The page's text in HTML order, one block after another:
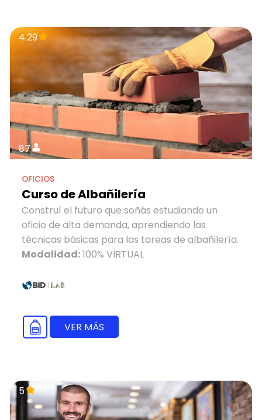
4.29
87
OFICIOS
Curso de Albañilería
Construí el futuro que soñás estudiando un
oficio de alta demanda, aprendiendo las
técnicas básicas para las tareas de albañilería.
Modalidad:100% VIRTUAL
VER MÁS
5